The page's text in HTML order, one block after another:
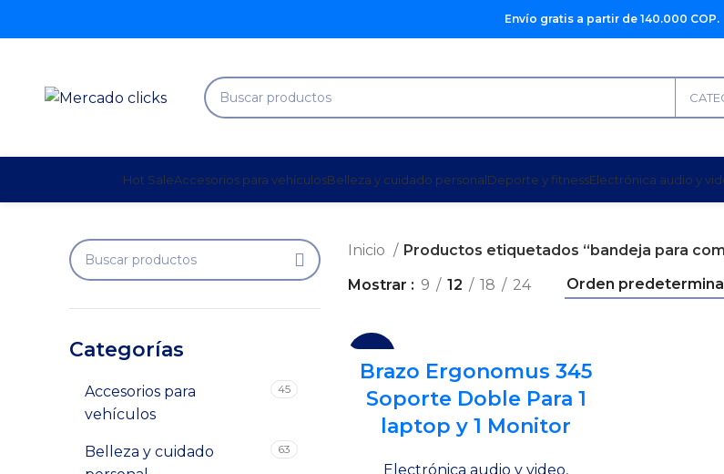
Envío gratis a partir de 140.000 COP.
Hot SaleAccesorios para vehículosBelleza y cuidado personalDeporte y fitnessElectrónica audio y
Categorías
Accesorios para
vehículos
45
Belleza y cuidado
63
Inicio
Productos etiquetados “bandeja para
Mostrar
9 12 18 24
Brazo Ergonomus 345
Soporte Doble Para 1
laptop y 1 Monitor
Electrónica audio y video,